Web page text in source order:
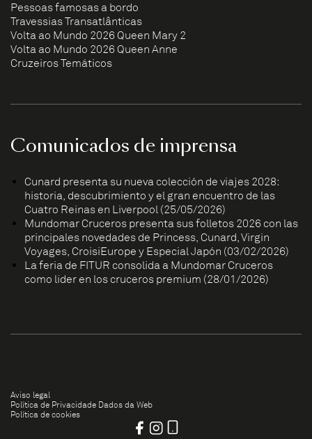
Pessoas famosas a bordo
Travessias Transatlânticas
Volta ao Mundo 2026 Queen Mary 2
Volta ao Mundo 2026 Queen Anne
Cruzeiros Temáticos
Comunicados de imprensa
Cunard presenta su nueva colección de viajes 2028:
historia, descubrimiento y el gran encuentro de las
Cuatro Reinas en Liverpool (25/05/2026)
Mundomar Cruceros presenta sus folletos 2026 con las
principales novedades de Princess, Cunard, Virgin
Voyages, CroisiEurope y Especial Japón (03/02/2026)
La feria de FITUR consolida a Mundomar Cruceros
como líder en los cruceros premium (28/01/2026)
Aviso legal
Política de Privacidade Dados da Web
Política de cookies